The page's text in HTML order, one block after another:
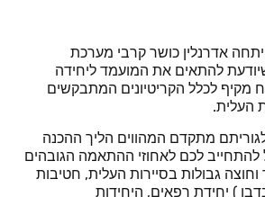
אדרנלין כושר קרבי מערכת
להתאים את המועמד ליחידה
מקיף לכלל הקריטיונים המתבקשים
העלית.
מתקדם המהווים הליך ההכנה
להתחייב לכם לאחוזי ההתאמה הגובהים
גבולות בסיירות העלית, חטיבות
) יחידת רפאים, היחידות